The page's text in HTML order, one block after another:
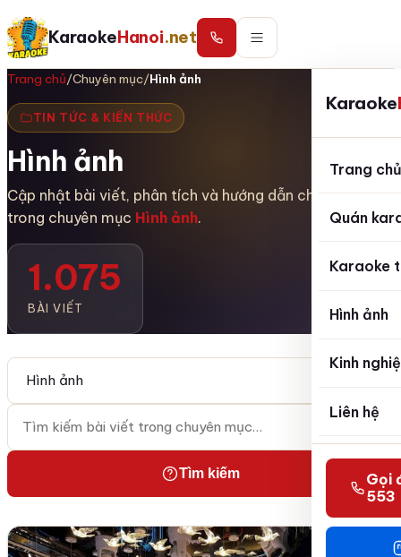
KaraokeHanoi.net
Karaoke
Trang chủ
Quán
Karaoke
Hình ảnh
Kinh
Liên hệ
Gọi
553
Trang chủ/Chuyên mục/Hình ảnh
TIN TỨC & KIẾN THỨC
Hình ảnh
Cập nhật bài viết, phân tích và hướng dẫn chuyên sâu
trong chuyên mục Hình ảnh.
1.075
BÀI VIẾT
Tìm kiếm
Tìm kiếm